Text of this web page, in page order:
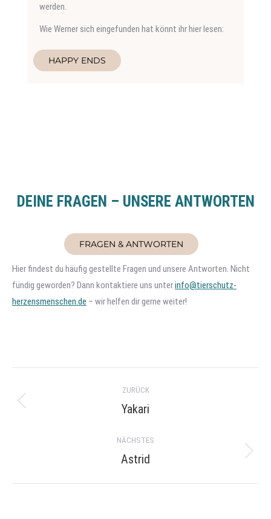
werden.
Wie Werner sich eingefunden hat könnt ihr hier lesen:
HAPPY ENDS
DEINE FRAGEN – UNSERE ANTWORTEN
FRAGEN & ANTWORTEN
Hier findest du häufig gestellte Fragen und unsere Antworten. Nicht
fündig geworden? Dann kontaktiere uns unterinfo@tierschutz-
herzensmenschen.de – wir helfen dir gerne weiter!
navigation
ZURÜCK
Previous
Yakari
NÄCHSTES
Next
Astrid